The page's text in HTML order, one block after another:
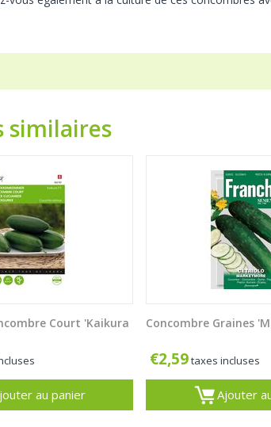
similaires
Court 'Kaikura
au panier
Concombre Graines
€2,59taxes incluses
Ajouter